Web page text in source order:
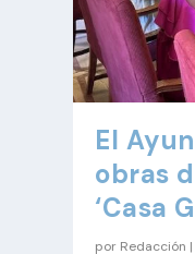
El
obras
‘Casa
por Redacción |